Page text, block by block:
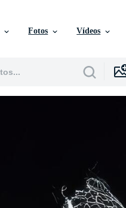
Fotos Vídeos